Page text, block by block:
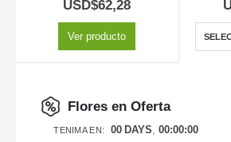
USD$62,28
Ver producto
Flores en Oferta
TENIMA EN: 00 DAYS 00:00:00